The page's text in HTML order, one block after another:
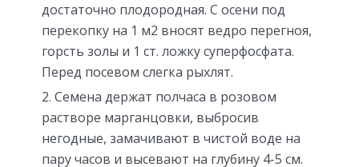
достаточно плодородная. С осени под
перекопку на 1 м2 вносят ведро перегноя,
горсть золы и 1 ст. ложку суперфосфата.
Перед посевом слегка рыхлят.
Семена держат полчаса в розовом
растворе марганцовки, выбросив
негодные, замачивают в чистой воде на
пару часов и высевают на глубину 4-5 см.